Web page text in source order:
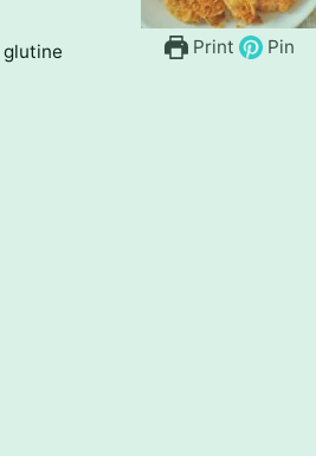
Print Pin